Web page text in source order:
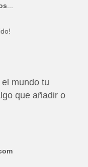
mundo tu
que añadir o